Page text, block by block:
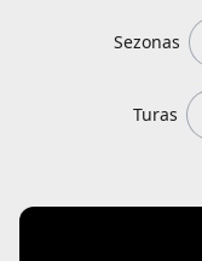
Sezonas
Turas